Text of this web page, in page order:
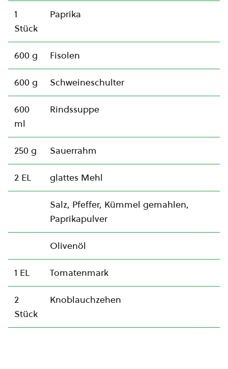
1
Stück
Paprika
600 g Fisolen
600 g Schweineschulter
600
ml
Rindssuppe
250 g Sauerrahm
2 EL glattes Mehl
Salz, Pfeffer, Kümmel gemahlen,
Paprikapulver
Olivenöl
1 EL Tomatenmark
2
Stück
Knoblauchzehen